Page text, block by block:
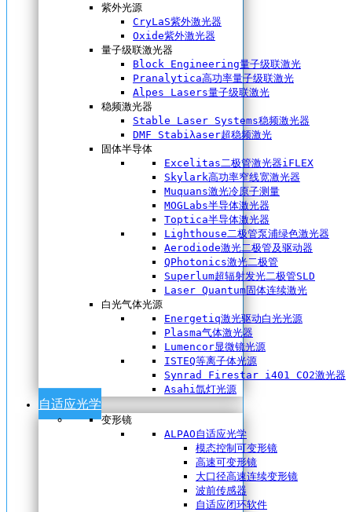
紫外光源
CryLaS紫外激光器
Oxide紫外激光器
量子级联激光器
Block Engineering量子级联激光
Pranalytica高功率量子级联激光
Alpes Lasers量子级联激光
稳频激光器
Stable Laser Systems稳频激光器
DMF Stabiλaser超稳频激光
固体半导体
Excelitas二极管激光器iFLEX
Skylark高功率窄线宽激光器
Muquans激光冷原子测量
MOGLabs半导体激光器
Toptica半导体激光器
Lighthouse二极管泵浦绿色激光器
Aerodiode激光二极管及驱动器
QPhotonics激光二极管
Superlum超辐射发光二极管SLD
Laser Quantum固体连续激光
白光气体光源
Energetiq激光驱动白光光源
Plasma气体激光器
Lumencor显微镜光源
ISTEQ等离子体光源
Synrad Firestar i401 CO2激光器
Asahi氙灯光源
自适应光学
变形镜
ALPAO自适应光学
模态控制可变形镜
高速可变形镜
大口径高速连续变形镜
波前传感器
自适应闭环软件